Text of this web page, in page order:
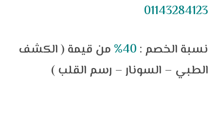
01143284123
نسبة الخصم : 40%
من قيمة ( الكشف
الطبي – السونار – رسم القلب )